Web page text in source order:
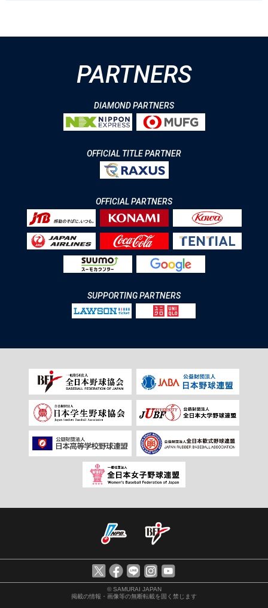
PARTNERS
DIAMOND PARTNERS
OFFICIAL TITLE PARTNER
OFFICIAL PARTNERS
SUPPORTING PARTNERS
© SAMURAI JAPAN
掲載の情報・画像等の無断転載を固く禁じます